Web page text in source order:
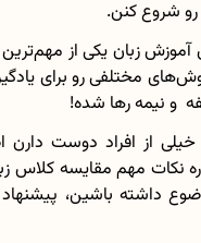
هشتم
درسی کنیم؟
امتحانی...
رو شروع کنن.
زبان یکی از مهم‌ترین
مختلفی رو برای
و نیمه رها شده!
از افراد دوست دارن
نکات مهم مقایسه
داشته باشین،